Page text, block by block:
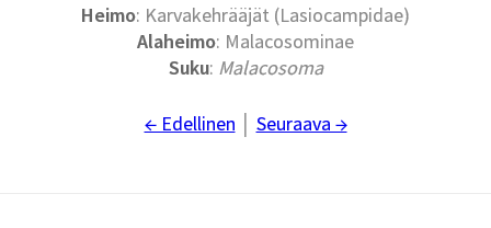
Heimo: Karvakehrääjät (Lasiocampidae)
Alaheimo: Malacosominae
Suku: Malacosoma
← Edellinen Seuraava →